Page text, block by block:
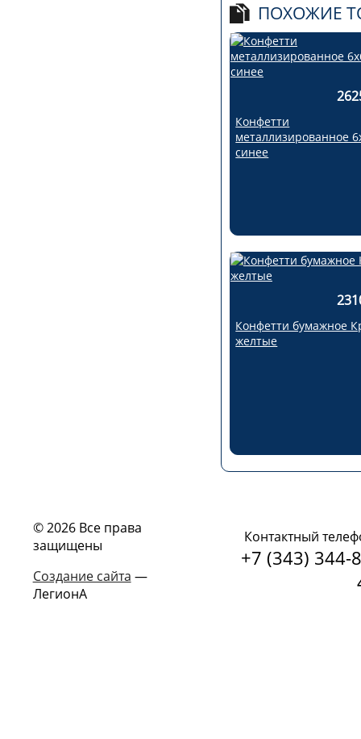
ПОХОЖИЕ
Конфетти
металлизированное
синее
Конфетти бумажное
желтые
© 2026 Все права
защищены
Создание сайта —
ЛегионА
Контактный
+7 (343) 344-